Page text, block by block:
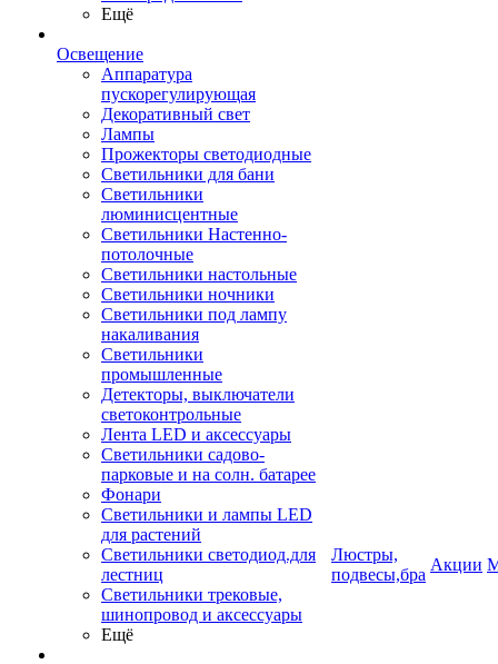
Ещё
Освещение
Аппаратура
пускорегулирующая
Декоративный свет
Лампы
Прожекторы светодиодные
Светильники для бани
Светильники
люминисцентные
Светильники Настенно-
потолочные
Светильники настольные
Светильники ночники
Светильники под лампу
накаливания
Светильники
промышленные
Детекторы, выключатели
светоконтрольные
Лента LED и аксессуары
Светильники садово-
парковые и на солн. батарее
Фонари
Светильники и лампы LED
для растений
Светильники светодиод.для
лестниц
Светильники трековые,
шинопровод и аксессуары
Ещё
Люстры,
подвесы,бра
Акции